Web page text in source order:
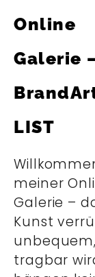
Online
Galerie
LIST
meiner
Galerie –
Kunst
unbequem,
tragbar